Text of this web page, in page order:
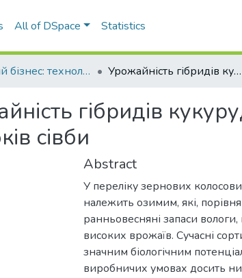
All of DSpace Statistics
Аграрний бізнес: технології вирощування, зберігання, переробки зернових і олійних культур Урожайність гібридів кукурудзи різних груп стиглості залежно від строків сівби
гібридів
сівби
Abstract
У переліку зернових
належить озимим, які,
ранньовесняні запаси
високих врожаїв. Сучасні
значним біологічним
виробничих умовах досить